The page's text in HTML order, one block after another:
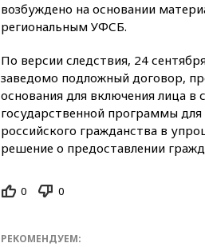
возбуждено на основании
региональным УФСБ.
По версии следствия, 24
заведомо подложный договор,
основания для включения лица в
государственной программы для
российского гражданства в
решение о предоставлении
0 0
РЕКОМЕНДУЕМ: